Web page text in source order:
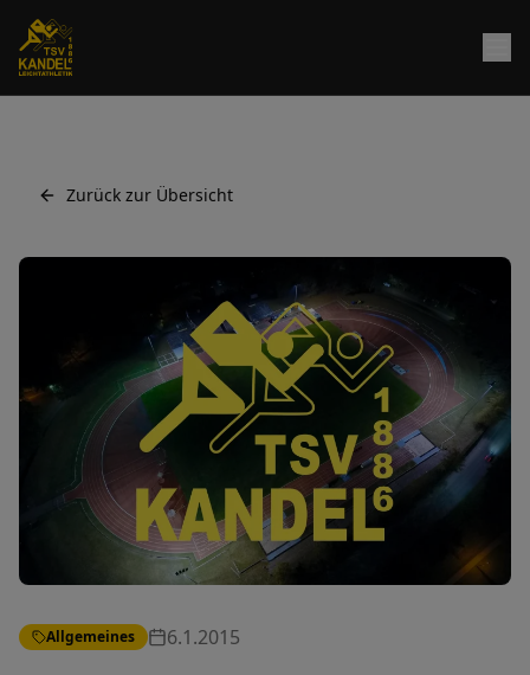
Zurück zur Übersicht
Allgemeines 6.1.2015